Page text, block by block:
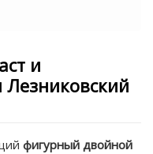
и
фигурный двойной